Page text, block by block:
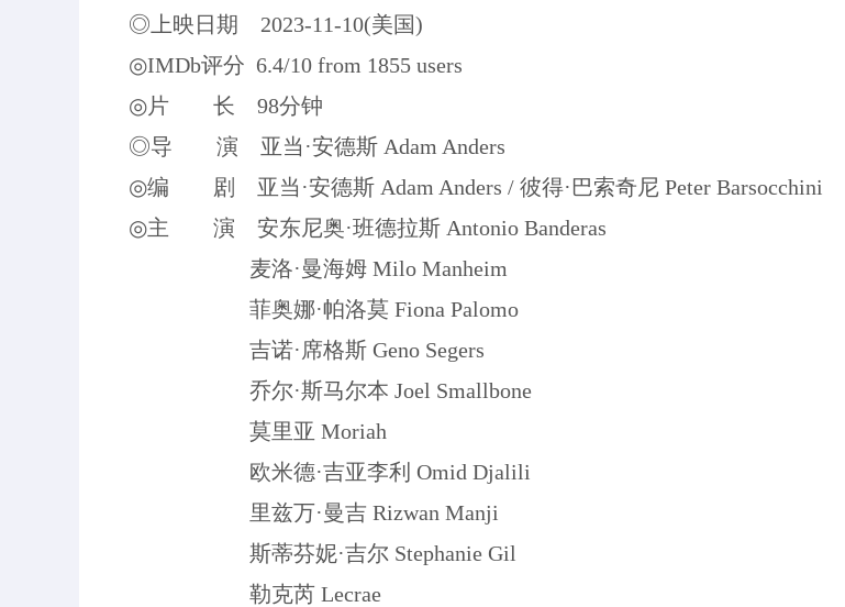
◎上映日期 2023-11-10(美国)
◎IMDb评分 6.4/10 from 1855 users
◎片 长 98分钟
◎导 演 亚当·安德斯 Adam Anders
◎编 剧 亚当·安德斯 Adam Anders / 彼得·巴索奇尼 Peter Barsocchini
◎主 演 安东尼奥·班德拉斯 Antonio Banderas
麦洛·曼海姆 Milo Manheim
菲奥娜·帕洛莫 Fiona Palomo
吉诺·席格斯 Geno Segers
乔尔·斯马尔本 Joel Smallbone
莫里亚 Moriah
欧米德·吉亚李利 Omid Djalili
里兹万·曼吉 Rizwan Manji
斯蒂芬妮·吉尔 Stephanie Gil
勒克芮 Lecrae